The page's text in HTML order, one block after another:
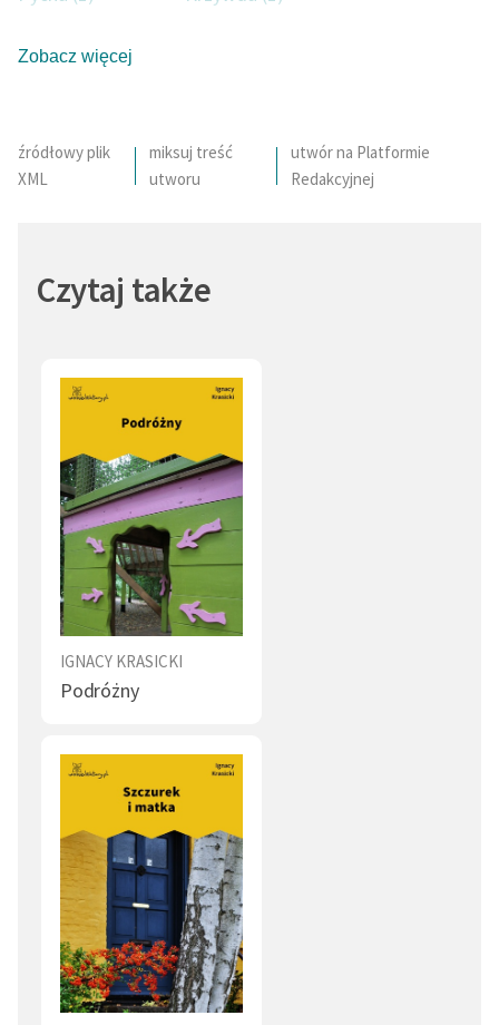
Zobacz więcej
źródłowy plik
XML
miksuj treść
utworu
utwór na Platformie
Redakcyjnej
Czytaj także
IGNACY KRASICKI
Podróżny